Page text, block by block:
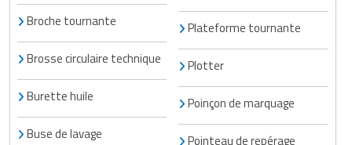
Broche tournante
Brosse circulaire technique
Burette huile
Buse de lavage
Plateforme tournante
Plotter
Poinçon de marquage
Pointeau de repérage